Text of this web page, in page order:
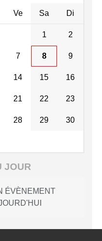
Ve Sa Di
1 2
7 8 9
14 15 16
21 22 23
28 29 30
JOUR
ÉVÈNEMENT